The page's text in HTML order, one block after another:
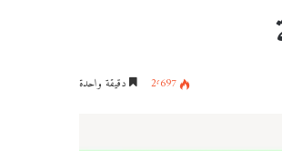
2٬697 دقيقة واحدة